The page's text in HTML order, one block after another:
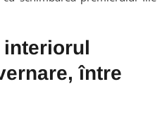
între